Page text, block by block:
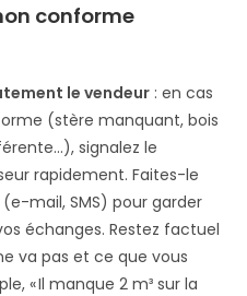
conforme
le vendeur : en cas
(stère manquant, bois
signalez le
rapidement. Faites-le
mail, SMS) pour garder
échanges. Restez factuel
va pas et ce que vous
« Il manque 2 m³ sur la